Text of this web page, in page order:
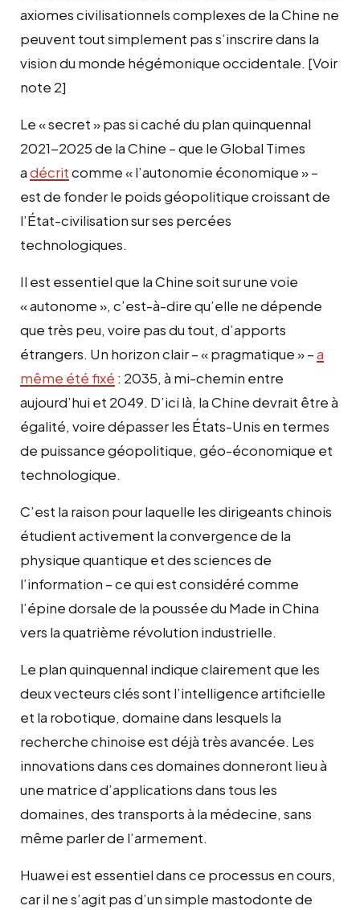
axiomes civilisationnels complexes de la Chine ne
peuvent tout simplement pas s’inscrire dans la
vision du monde hégémonique occidentale. [Voir
note 2]
Le « secret » pas si caché du plan quinquennal
2021-2025 de la Chine – que le Global Times
adécritcomme « l’autonomie économique » –
est de fonder le poids géopolitique croissant de
l’État-civilisation sur ses percées
technologiques.
Il est essentiel que la Chine soit sur une voie
« autonome », c’est-à-dire qu’elle ne dépende
que très peu, voire pas du tout, d’apports
étrangers. Un horizon clair – « pragmatique » –a
même été fixé : 2035, à mi-chemin entre
aujourd’hui et 2049. D’ici là, la Chine devrait être à
égalité, voire dépasser les États-Unis en termes
de puissance géopolitique, géo-économique et
technologique.
C’est la raison pour laquelle les dirigeants chinois
étudient activement la convergence de la
physique quantique et des sciences de
l’information – ce qui est considéré comme
l’épine dorsale de la poussée du Made in China
vers la quatrième révolution industrielle.
Le plan quinquennal indique clairement que les
deux vecteurs clés sont l’intelligence artificielle
et la robotique, domaine dans lesquels la
recherche chinoise est déjà très avancée. Les
innovations dans ces domaines donneront lieu à
une matrice d’applications dans tous les
domaines, des transports à la médecine, sans
même parler de l’armement.
Huawei est essentiel dans ce processus en cours,
car il ne s’agit pas d’un simple mastodonte de